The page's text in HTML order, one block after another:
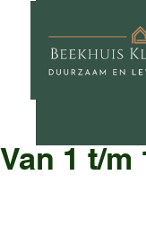
Van 1 t/